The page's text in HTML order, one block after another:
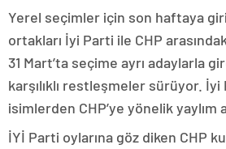
Yerel seçimler için son haftaya
ortakları İyi Parti ile CHP
31 Mart’ta seçime ayrı adaylarla
karşılıklı restleşmeler sürüyor. İyi
isimlerden CHP’ye yönelik yaylım
İYİ Parti oylarına göz diken CHP